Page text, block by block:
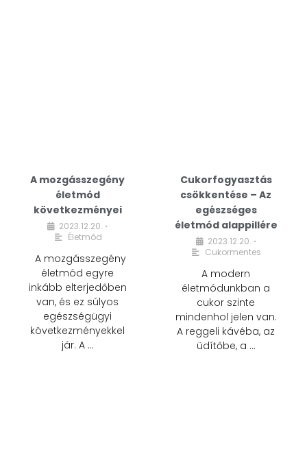
A mozgásszegény
életmód
következményei
2023.12.20. •
Életmód
A mozgásszegény
életmód egyre
inkább elterjedőben
van, és ez súlyos
egészségügyi
következményekkel
jár. A …
Cukorfogyasztás
csökkentése – Az
egészséges
életmód alappillére
2023.12.20. •
Cukormentes
A modern
életmódunkban a
cukor szinte
mindenhol jelen van.
A reggeli kávéba, az
üdítőbe, a …